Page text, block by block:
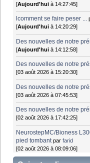
[Aujourd'hui à 14:27:45]
lcomment se faire peser ...
[Aujourd'hui à 14:20:29]
Des nouvelles de notre
[Aujourd'hui à 14:12:58]
Des nouvelles de notre
[03 août 2026 à 15:20:30]
Des nouvelles de notre
[03 août 2026 à 07:45:53]
Des nouvelles de notre
[02 août 2026 à 17:42:25]
NeurostepMC/Bioness
pied tombant parfarid
[02 août 2026 à 08:09:06]